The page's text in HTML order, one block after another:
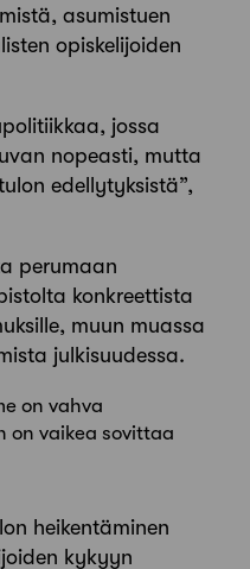
asumistuen
opiskelijoiden
jossa
nopeasti, mutta
edellytyksistä”,
perumaan
konkreettista
muun muassa
julkisuudessa.
on vahva
on vaikea sovittaa
heikentäminen
kykyyn